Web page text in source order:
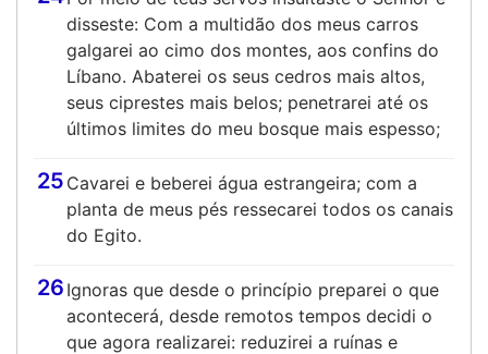
disseste: Com a multidão dos meus carros
galgarei ao cimo dos montes, aos confins do
Líbano. Abaterei os seus cedros mais altos,
seus ciprestes mais belos; penetrarei até os
últimos limites do meu bosque mais espesso;
25 Cavarei e beberei água estrangeira; com a
planta de meus pés ressecarei todos os canais
do Egito.
26 Ignoras que desde o princípio preparei o que
acontecerá, desde remotos tempos decidi o
que agora realizarei: reduzirei a ruínas e